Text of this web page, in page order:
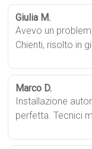
Giulia M.
Avevo un
Chienti, risolto in
Marco D.
Installazione
perfetta. Tecnici